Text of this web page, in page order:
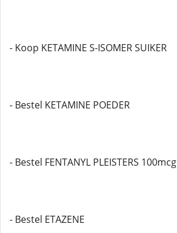
- Koop KETAMINE S-ISOMER SUIKER
- Bestel KETAMINE POEDER
- Bestel FENTANYL PLEISTERS 100mcg
- Bestel ETAZENE